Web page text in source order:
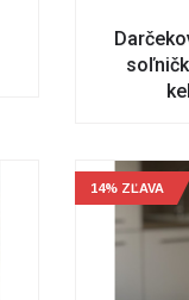
14% ZĽAVA